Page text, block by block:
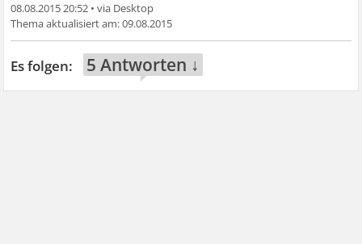
08.08.2015 20:52 •
09.08.2015
5 Antworten ↓